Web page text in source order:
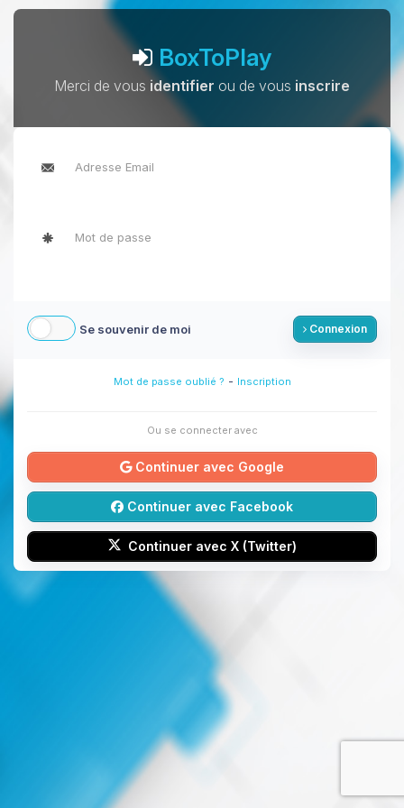
BoxToPlay
Merci de vous identifier ou de vous inscrire
Se souvenir de moi Connexion
Mot de passe oublié ? - Inscription
Ou se connecter avec
Continuer avec Google
Continuer avec Facebook
Continuer avec X (Twitter)